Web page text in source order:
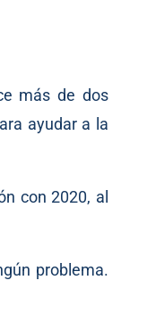
más de dos
ayudar a la
con 2020, al
problema.